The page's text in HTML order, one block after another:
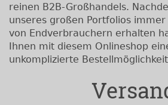
reinen B2B-Großhandels.
unseres großen Portfolios
von Endverbrauchern erhalten
Ihnen mit diesem Onlineshop
unkomplizierte